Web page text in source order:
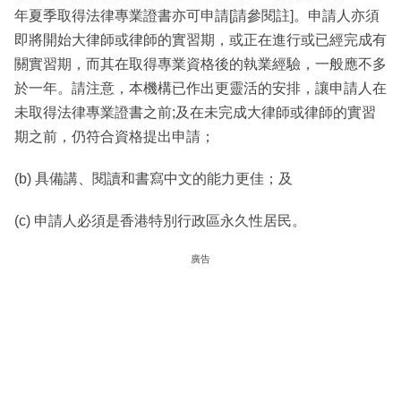
年夏季取得法律專業證書亦可申請[請參閱註]。申請人亦須
即將開始大律師或律師的實習期，或正在進行或已經完成有
關實習期，而其在取得專業資格後的執業經驗，一般應不多
於一年。請注意，本機構已作出更靈活的安排，讓申請人在
未取得法律專業證書之前;及在未完成大律師或律師的實習
期之前，仍符合資格提出申請；
(b) 具備講、閱讀和書寫中文的能力更佳；及
(c) 申請人必須是香港特別行政區永久性居民。
廣告